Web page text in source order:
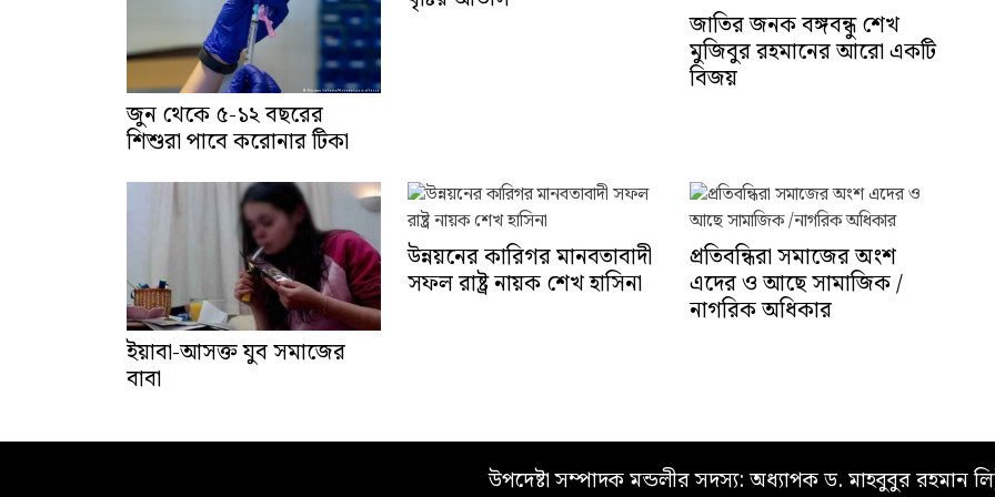
জুন থেকে ৫-১২ বছরের
শিশুরা পাবে করোনার টিকা
জাতির জনক বঙ্গবন্ধু শেখ
মুজিবুর রহমানের আরো একটি
বিজয়
ইয়াবা-আসক্ত যুব সমাজের
বাবা
উন্নয়নের কারিগর মানবতাবাদী
সফল রাষ্ট্র নায়ক শেখ হাসিনা
প্রতিবন্ধিরা সমাজের অংশ
এদের ও আছে সামাজিক /
নাগরিক অধিকার
উপদেষ্টা সম্পাদক মন্ডলীর সদস্য: অধ্যাপক ড. মাহবুবুর রহমান